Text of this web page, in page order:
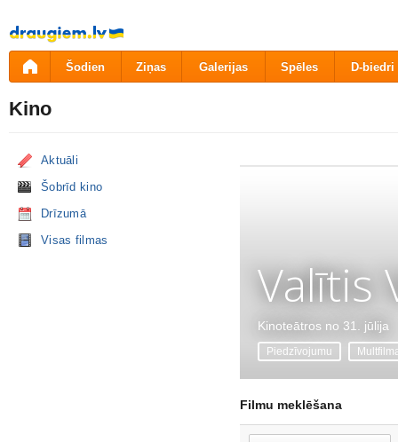
Pāriet
uz
saturu
Šodien Ziņas Galerijas Spēles D-biedri
Kino
Aktuāli
Šobrīd kino
Drīzumā
Visas filmas
Valītis
Kinoteātros no 31. jūlija
Piedzīvojumu
Filmu meklēšana